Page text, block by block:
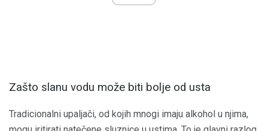
Zašto slanu vodu može biti bolje od usta
Tradicionalni upaljači, od kojih mnogi imaju alkohol u njima,